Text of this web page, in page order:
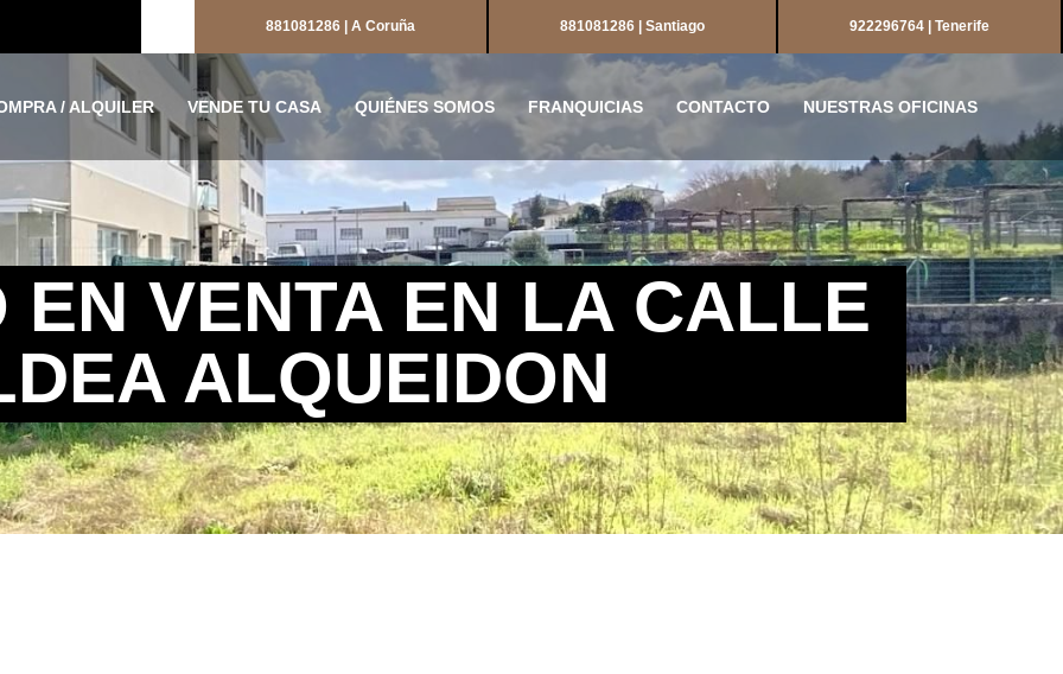
881081286 | A Coruña 881081286 | Santiago 922296764 | Tenerife
/ ALQUILER VENDE TU CASA QUIÉNES SOMOS FRANQUICIAS CONTACTO NUESTRAS OFICINAS
EN VENTA EN LA CALLE
ALQUEIDON